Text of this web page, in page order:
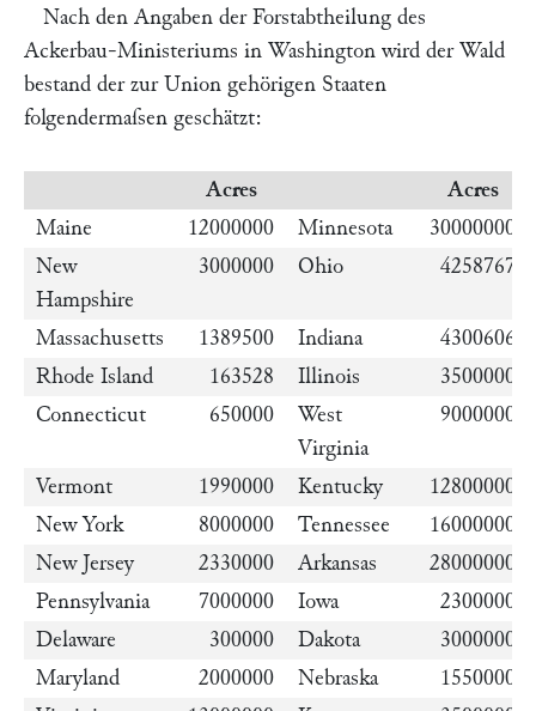
Nach den Angaben der Forstabtheilung des
Ackerbau-Ministeriums in Washington wird der Wald
bestand der zur Union gehörigen Staaten
folgendermaſsen geschätzt:
Acres
Acres
Maine
12000000 Minnesota
30000000
New
Hampshire
3000000 Ohio 4258767
Massachusetts 1389500 Indiana
4300606
Rhode Island
163528 Illinois
3500000
Connecticut
650000
West
Virginia
9000000
Vermont 1990000 Kentucky
12800000
New York
8000000 Tennessee
16000000
New Jersey
2330000 Arkansas
28000000
Pennsylvania
7000000 Iowa
2300000
Delaware
300000 Dakota
3000000
Maryland
2000000 Nebraska
1550000